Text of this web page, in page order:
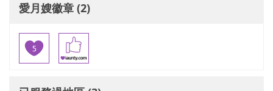
愛月嫂徽章 (2)